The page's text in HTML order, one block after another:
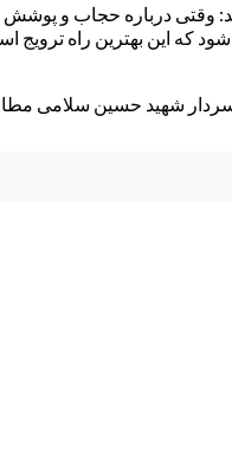
وقتی درباره حجاب و
که این بهترین راه
شهید حسین سلامی